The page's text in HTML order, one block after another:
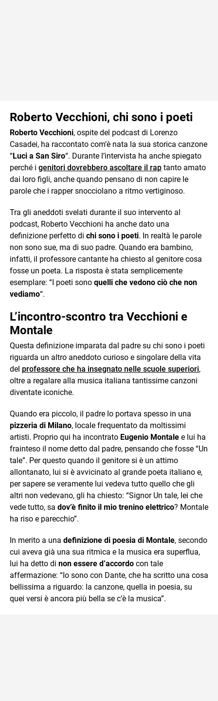
Roberto Vecchioni, chi sono i poeti
Roberto Vecchioni, ospite del podcast di Lorenzo
Casadei, ha raccontato com’è nata la sua storica canzone
“Luci a San Siro“. Durante l’intervista ha anche spiegato
perché i genitori dovrebbero ascoltare il rap tanto amato
dai loro figli, anche quando pensano di non capire le
parole che i rapper snocciolano a ritmo vertiginoso.
Tra gli aneddoti svelati durante il suo intervento al
podcast, Roberto Vecchioni ha anche dato una
definizione perfetto di chi sono i poeti. In realtà le parole
non sono sue, ma di suo padre. Quando era bambino,
infatti, il professore cantante ha chiesto al genitore cosa
fosse un poeta. La risposta è stata semplicemente
esemplare: “I poeti sono quelli che vedono ciò che non
vediamo“.
L’incontro-scontro tra Vecchioni e
Montale
Questa definizione imparata dal padre su chi sono i poeti
riguarda un altro aneddoto curioso e singolare della vita
del professore che ha insegnato nelle scuole superiori,
oltre a regalare alla musica italiana tantissime canzoni
diventate iconiche.
Quando era piccolo, il padre lo portava spesso in una
pizzeria di Milano, locale frequentato da moltissimi
artisti. Proprio qui ha incontrato Eugenio Montale e lui ha
frainteso il nome detto dal padre, pensando che fosse “Un
tale”. Per questo quando il genitore si è un attimo
allontanato, lui si è avvicinato al grande poeta italiano e,
per sapere se veramente lui vedeva tutto quello che gli
altri non vedevano, gli ha chiesto: “Signor Un tale, lei che
vede tutto, sa dov’è finito il mio trenino elettrico? Montale
ha riso e parecchio”.
In merito a una definizione di poesia di Montale, secondo
cui aveva già una sua ritmica e la musica era superflua,
lui ha detto di non essere d’accordo con tale
affermazione: “Io sono con Dante, che ha scritto una cosa
bellissima a riguardo: la canzone, quella in poesia, su
quei versi è ancora più bella se c’è la musica”.